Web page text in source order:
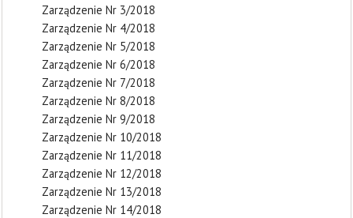
Zarządzenie Nr 3/2018
Zarządzenie Nr 4/2018
Zarządzenie Nr 5/2018
Zarządzenie Nr 6/2018
Zarządzenie Nr 7/2018
Zarządzenie Nr 8/2018
Zarządzenie Nr 9/2018
Zarządzenie Nr 10/2018
Zarządzenie Nr 11/2018
Zarządzenie Nr 12/2018
Zarządzenie Nr 13/2018
Zarządzenie Nr 14/2018